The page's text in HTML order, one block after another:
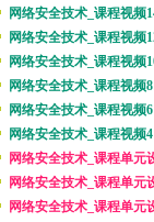
网络安全技术_课程视频
网络安全技术_课程视频
网络安全技术_课程视频
网络安全技术_课程视频8
网络安全技术_课程视频6
网络安全技术_课程视频4
网络安全技术_课程单元
网络安全技术_课程单元
网络安全技术_课程单元